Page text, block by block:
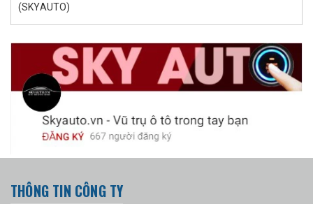
(SKYAUTO)
THÔNG TIN CÔNG TY